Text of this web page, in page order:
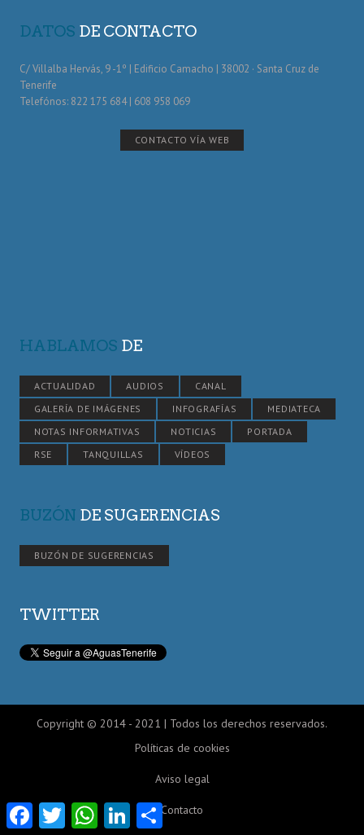
DATOS DE CONTACTO
C/ Villalba Hervás, 9 -1º | Edificio Camacho | 38002 · Santa Cruz de
Tenerife
Telefónos: 822 175 684 | 608 958 069
CONTACTO VÍA WEB
HABLAMOS DE
ACTUALIDAD AUDIOS
CANAL
GALERÍA DE IMÁGENES
INFOGRAFÍAS
MEDIATECA
NOTAS INFORMATIVAS
NOTICIAS
PORTADA
RSE
TANQUILLAS VÍDEOS
BUZÓN DE SUGERENCIAS
BUZÓN DE SUGERENCIAS
TWITTER
Copyright © 2014 - 2021 | Todos los derechos reservados.
Políticas de cookies
Aviso legal
Contacto
FacebookTwitter WhatsAppLinkedInCompartir